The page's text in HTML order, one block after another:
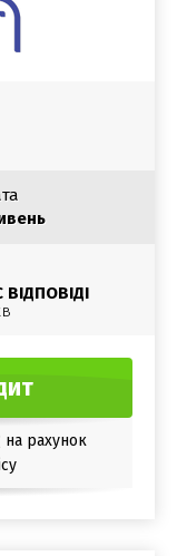
ВІДПОВІДІ
на рахунок